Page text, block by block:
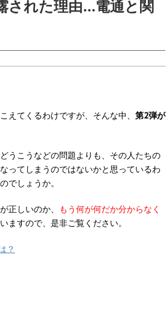
された理由…電通と関
えてくるわけですが、そんな中、 第2弾が
うこうなどの問題よりも、その人たちの
ってしまうのではないかと思っているわ
でしょうか。
正しいのか、
もう何が何だか分からなく
ますので、是非ご覧ください。
？